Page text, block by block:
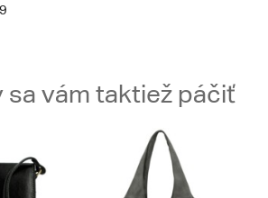
sa vám taktiež páčiť